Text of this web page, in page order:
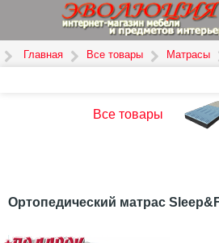
Главная Все товары Матрасы
Все товары
Ортопедический матрас